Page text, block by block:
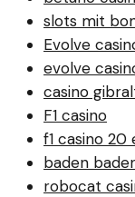
slots mit
Evolve
evolve
casino
F1 casino
f1 casino 20
baden
robocat